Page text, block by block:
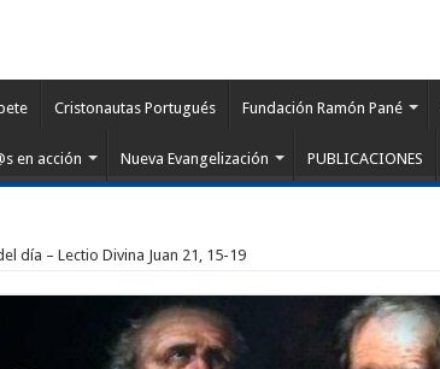
Cristonautas Portugués Fundación Ramón Pané
en acción Nueva Evangelización PUBLICACIONES
día – Lectio Divina Juan 21, 15-19